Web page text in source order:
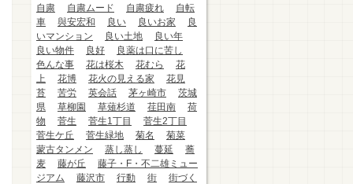
自粛
自粛ムード 自粛疲れ
自転
車
與安宏和 良い 良いお家
良
いマンション
良い土地
良い年
良い物件
良好
良薬は口に苦し
色んな事
花は桜木 花むら
花
上
花博 花火の見える家
花見
苔
苦労 英会話 茅ヶ崎市
茨城
県
草柳園 草薙杉道 荏田南
荷
物
菅生 菅生1丁目
菅生2丁目
菅生ケ丘
菅生緑地 菊名
菊菜
蒙古タンメン
蒸し蒸し 蔓延
蕎
麦
藤が丘
藤子・F・不二雄ミュー
ジアム
藤沢市 行動 街
街づく